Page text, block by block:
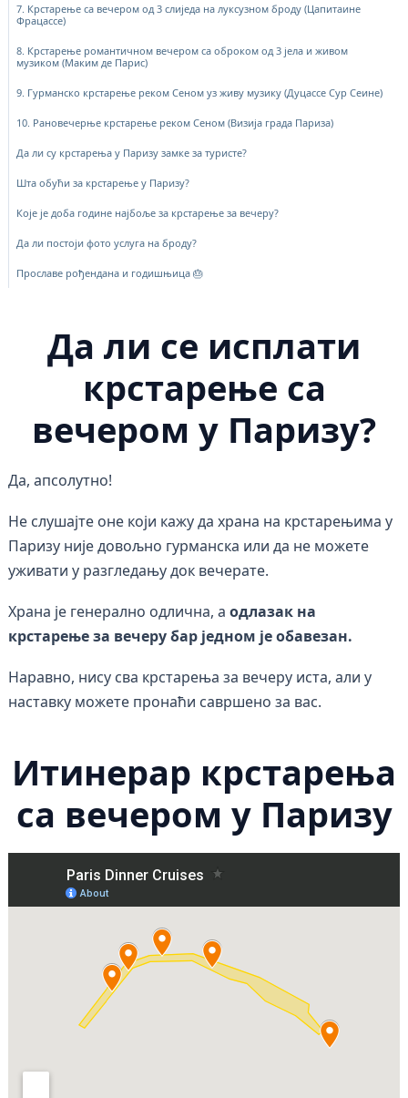
7. Крстарење са вечером од 3 слиједа на луксузном броду (Цапитаине
Фрацассе)
8. Крстарење романтичном вечером са оброком од 3 јела и живом
музиком (Маким де Парис)
9. Гурманско крстарење реком Сеном уз живу музику (Дуцассе Сур Сеине)
10. Рановечерње крстарење реком Сеном (Визија града Париза)
Да ли су крстарења у Паризу замке за туристе?
Шта обући за крстарење у Паризу?
Које је доба године најбоље за крстарење за вечеру?
Да ли постоји фото услуга на броду?
Прославе рођендана и годишњица 🎂
Да ли се исплати
крстарење са
вечером у Паризу?
Да, апсолутно!
Не слушајте оне који кажу да храна на крстарењима у
Паризу није довољно гурманска или да не можете
уживати у разгледању док вечерате.
Храна је генерално одлична, а одлазак на
крстарење за вечеру бар једном је обавезан.
Наравно, нису сва крстарења за вечеру иста, али у
наставку можете пронаћи савршено за вас.
Итинерар крстарења
са вечером у Паризу